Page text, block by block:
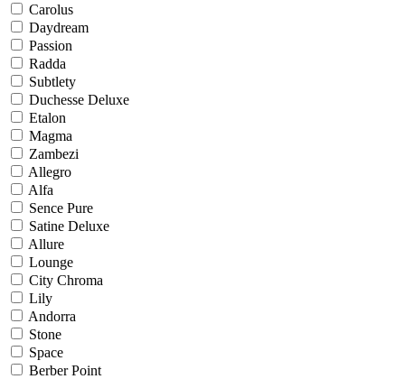
Carolus
Daydream
Passion
Radda
Subtlety
Duchesse Deluxe
Etalon
Magma
Zambezi
Allegro
Alfa
Sence Pure
Satine Deluxe
Allure
Lounge
City Chroma
Lily
Andorra
Stone
Space
Berber Point